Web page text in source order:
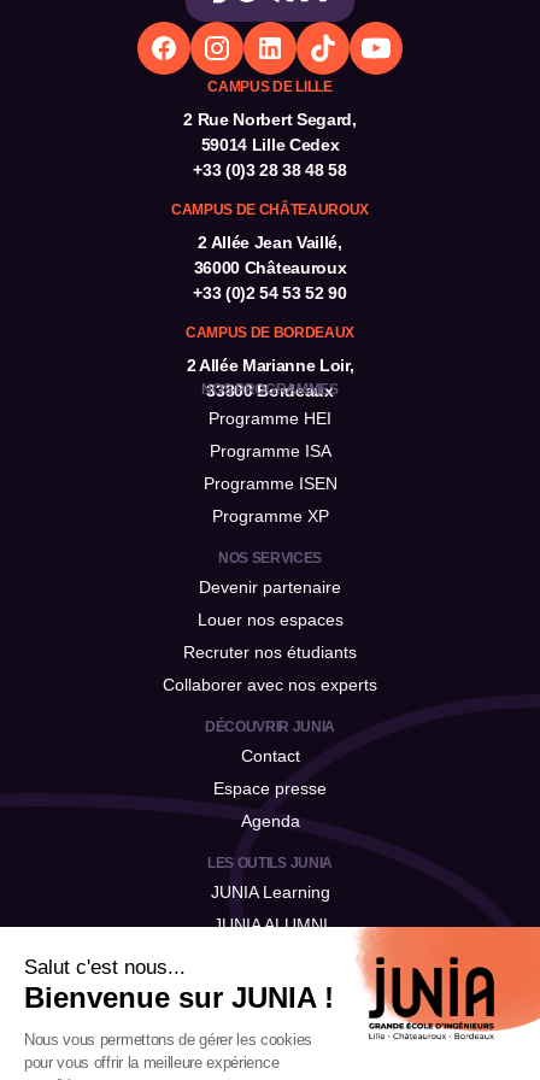
Salut c'est nous...
Bienvenue sur JUNIA !
Nous vous permettons de gérer les cookies
pour vous offrir la meilleure expérience
CAMPUS DE LILLE
2 Rue Norbert Segard,
59014 Lille Cedex
+33 (0)3 28 38 48 58
CAMPUS DE CHÂTEAUROUX
2 Allée Jean Vaillé,
36000 Châteauroux
+33 (0)2 54 53 52 90
CAMPUS DE BORDEAUX
2 Allée Marianne Loir,
33800 Bordeaux
NOS PROGRAMMES
Programme HEI
Programme ISA
Programme ISEN
Programme XP
NOS SERVICES
Devenir partenaire
Louer nos espaces
Recruter nos étudiants
Collaborer avec nos experts
DÉCOUVRIR JUNIA
Contact
Espace presse
Agenda
LES OUTILS JUNIA
JUNIA Learning
JUNIA ALUMNI